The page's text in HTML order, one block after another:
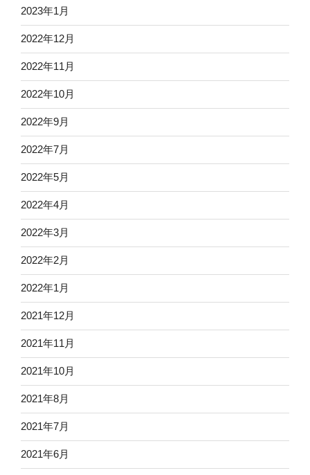
2023年1月
2022年12月
2022年11月
2022年10月
2022年9月
2022年7月
2022年5月
2022年4月
2022年3月
2022年2月
2022年1月
2021年12月
2021年11月
2021年10月
2021年8月
2021年7月
2021年6月